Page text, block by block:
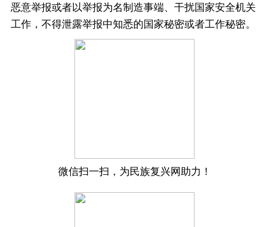
恶意举报或者以举报为名制造事端、干扰国家安全机关
工作，不得泄露举报中知悉的国家秘密或者工作秘密。
微信扫一扫，为民族复兴网助力！